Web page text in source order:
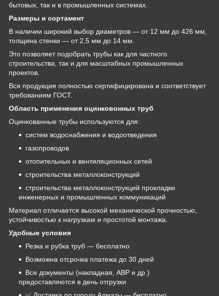
бытовых, так и в промышленных системах.
Размеры и сортамент
В наличии широкий выбор диаметров — от 12 мм до 426 мм,
толщина стенки — от 2,5 мм до 14 мм.
Это позволяет подобрать трубы как для частного
строительства, так и для масштабных промышленных
проектов.
Вся продукция полностью сертифицирована и соответствует
требованиям ГОСТ.
Область применения оцинковонных труб
Оцинкованные трубы используются для:
систем водоснабжения и водоотведения
газопроводов
отопительных и вентиляционных сетей
строительства металлоконструкций
строительства металлоконструкций прокладки
инженерных и промышленных коммуникаций
Материал отличается высокой механической прочностью,
устойчивостью к нагрузкам и простотой монтажа.
Удобные условия
Резка и рубка труб — бесплатно
Возможна отсрочка платежа до 30 дней
Все документы (накладная, АВР и др.)
предоставляются в день отгрузки